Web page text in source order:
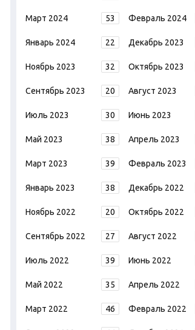
Март 2024 53 Февраль 2024
Январь 2024 22 Декабрь 2023
Ноябрь 2023 32 Октябрь 2023
Сентябрь 2023 20 Август 2023
Июль 2023 30 Июнь 2023
Май 2023 38 Апрель 2023
Март 2023 39 Февраль 2023
Январь 2023 38 Декабрь 2022
Ноябрь 2022 20 Октябрь 2022
Сентябрь 2022 27 Август 2022
Июль 2022 39 Июнь 2022
Май 2022 35 Апрель 2022
Март 2022 46 Февраль 2022